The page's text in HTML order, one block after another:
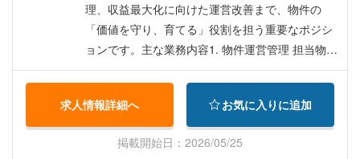
理、収益最大化に向けた運営改善まで、物件の
「価値を守り、育てる」役割を担う重要なポジシ
ョンです。主な業務内容1. 物件運営管理 担当物件
（住宅・商業施設等）の日常的な運営管理および
入居者・テナント対応 入退去手続き、契約更新・
解約管理 賃料・管理費等の請求・回収管理および
未収対応 2. 建物維持管理（BM） 設備点検・修繕
計画の立案および業者管理（空調、電気、給排水
求人情報詳細へ お気に入りに追加
掲載開始日：2026/05/25